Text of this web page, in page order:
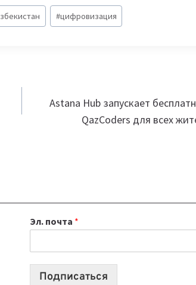
#цифровизация
Astana Hub запускает
QazCoders для всех
Эл. почта *
Подписаться